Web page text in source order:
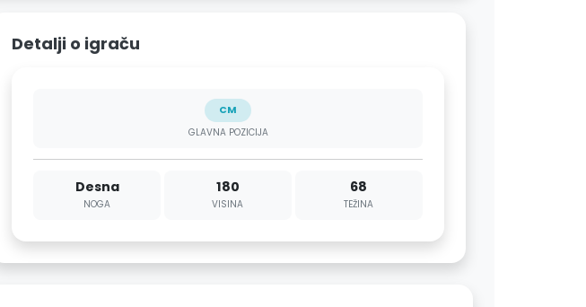
Detalji o igraču
CM
GLAVNA POZICIJA
Desna
NOGA
180
VISINA
68
TEŽINA